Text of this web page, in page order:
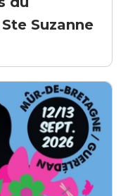
Suzanne